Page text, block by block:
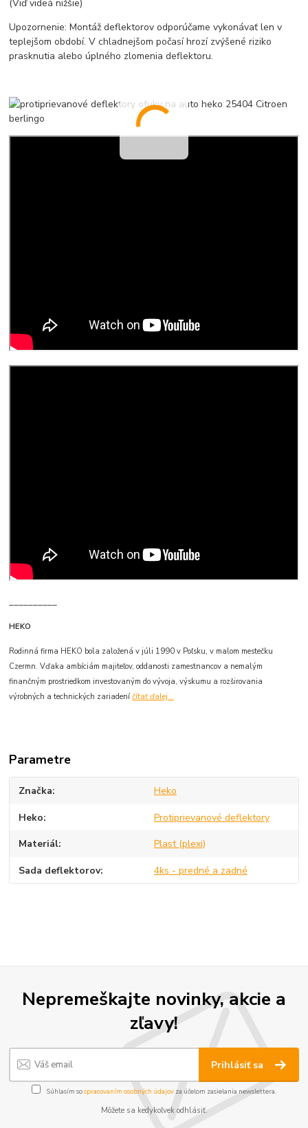
(Viď videá nižšie)
Upozornenie: Montáž deflektorov odporúčame vykonávať len v
teplejšom období. V chladnejšom počasí hrozí zvýšené riziko
prasknutia alebo úplného zlomenia deflektoru.
__________
HEKO
Rodinná firma HEKO bola založená v júli 1990 v Poľsku, v malom mestečku
Czermn. Vďaka ambíciám majiteľov, oddanosti zamestnancov a nemalým
finančným prostriedkom investovaným do vývoja, výskumu a rozširovania
výrobných a technických zariadeníčítať ďalej...
Parametre
Značka Heko
Heko Protiprievanové deflektory
Materiál Plast (plexi)
Sada deflektorov 4ks - predné a zadné
Nepremeškajte novinky, akcie a
zľavy!
Prihlásiť sa
Súhlasím sospracovaním osobných údajov za účelom zasielania newslettera.
Môžete sa kedykoľvek odhlásiť.